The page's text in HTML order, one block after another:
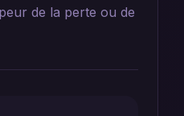
de la perte ou de